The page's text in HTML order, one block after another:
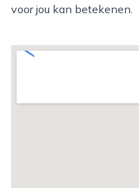
voor jou kan betekenen.